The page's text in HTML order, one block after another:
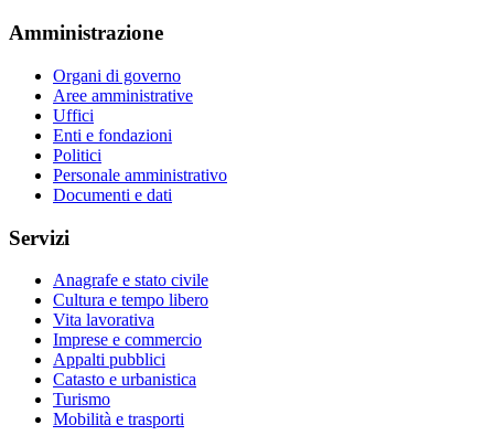
Amministrazione
Organi di governo
Aree amministrative
Uffici
Enti e fondazioni
Politici
Personale amministrativo
Documenti e dati
Servizi
Anagrafe e stato civile
Cultura e tempo libero
Vita lavorativa
Imprese e commercio
Appalti pubblici
Catasto e urbanistica
Turismo
Mobilità e trasporti